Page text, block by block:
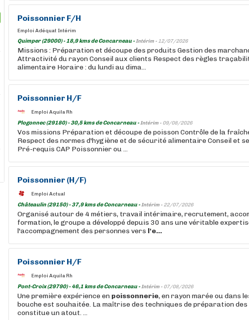
Poissonnier F/H
Emploi Adéquat Intérim
Quimper (29000) - 18,9 kms de Concarneau -Intérim - 12/07/2026
Missions : Préparation et découpe des produits Gestion des
Attractivité du rayon Conseil aux clients Respect des règles
alimentaire Horaire : du lundi au dima...
Poissonnier H/F
Emploi Aquila Rh
Plogonnec (29180) - 30,5 kms de Concarneau -Intérim - 09/08/2026
Vos missions Préparation et découpe de poisson Contrôle de la
Respect des normes d'hygiène et de sécurité alimentaire Conseil et
Pré-requis CAP Poissonnier ou ...
Poissonnier (H/F)
Emploi Actual
Châteaulin (29150) - 37,9 kms de Concarneau -Intérim - 22/07/2026
Organisé autour de 4 métiers, travail intérimaire, recrutement,
formation, le groupe a développé depuis 30 ans une véritable
l'accompagnement des personnes vers l'e...
Poissonnier H/F
Emploi Aquila Rh
Pont-Croix (29790) - 46,1 kms de Concarneau -Intérim - 07/08/2026
Une première expérience en poissonnerie, en rayon marée ou dans
bouche est souhaitée. La maîtrise des techniques de préparation des
constitue un atout. ...